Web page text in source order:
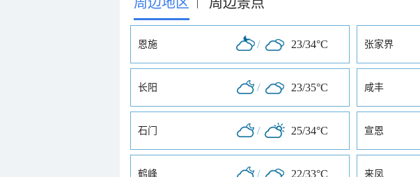
|
恩施 / 23/34°C 张家界
长阳 / 23/35°C 咸丰
石门 / 25/34°C 宣恩
鹤峰 / 22/33°C 来凤